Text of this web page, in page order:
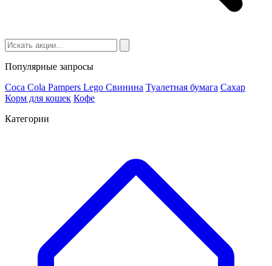
Популярные запросы
Coca Cola Pampers Lego Cвинина Туалетная бумага Сахар
Корм для кошек Кофе
Категории